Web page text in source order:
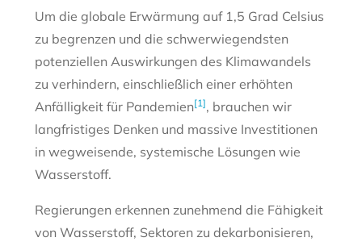
Um die globale Erwärmung auf 1,5 Grad Celsius
zu begrenzen und die schwerwiegendsten
potenziellen Auswirkungen des Klimawandels
zu verhindern, einschließlich einer erhöhten
Anfälligkeit für Pandemien[1], brauchen wir
langfristiges Denken und massive Investitionen
in wegweisende, systemische Lösungen wie
Wasserstoff.
Regierungen erkennen zunehmend die Fähigkeit
von Wasserstoff, Sektoren zu dekarbonisieren,